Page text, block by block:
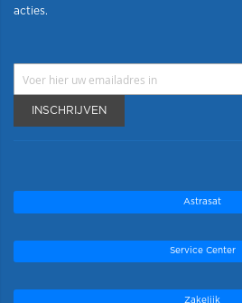
acties.
INSCHRIJVEN
Astrasat
Service Center
Zakelijk